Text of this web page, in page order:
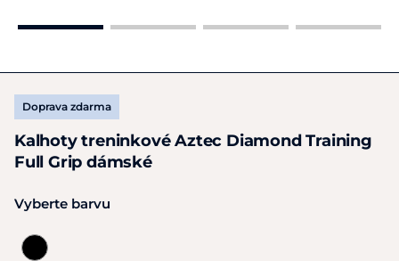
Doprava zdarma
Kalhoty treninkové Aztec Diamond Training
Full Grip dámské
Vyberte barvu